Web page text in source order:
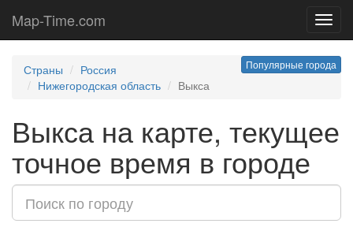
Map-Time.com
Популярные города
Страны
Россия
Нижегородская область
Выкса
Выкса на карте, текущее
точное время в городе